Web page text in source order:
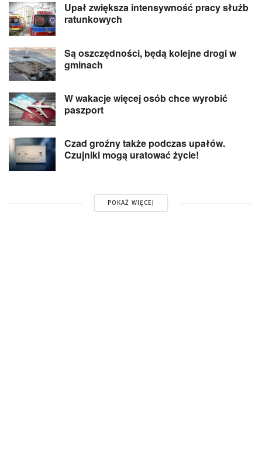
Upał zwiększa intensywność pracy służb
ratunkowych
Są oszczędności, będą kolejne drogi w
gminach
W wakacje więcej osób chce wyrobić
paszport
Czad groźny także podczas upałów.
Czujniki mogą uratować życie!
POKAŻ WIĘCEJ